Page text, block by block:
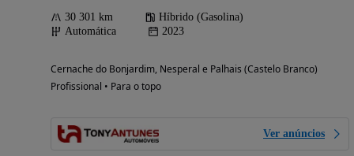
30 301 km
Híbrido (Gasolina)
Automática
2023
Cernache do Bonjardim, Nesperal e Palhais (Castelo Branco)
Profissional • Para o topo
Ver anúncios